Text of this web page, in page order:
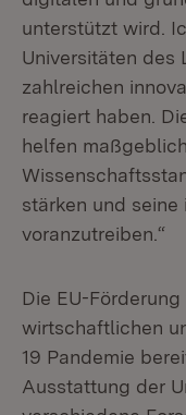
unterstützt wird.
Universitäten des
zahlreichen
reagiert haben.
helfen
stärken und
voranzutreiben.“
Die EU-
wirtschaftlichen
19 Pandemie
Ausstattung der